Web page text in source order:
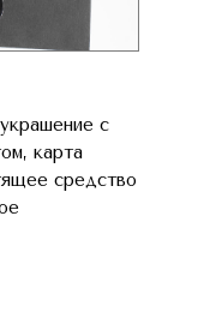
с
карта
средство